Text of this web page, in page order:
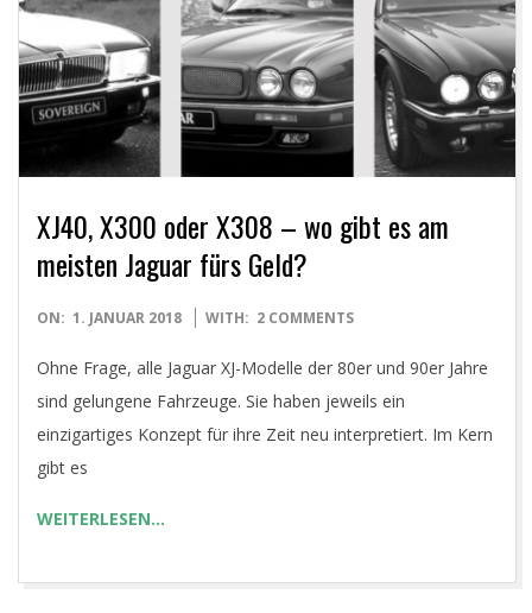
T
XJ40, X300 oder X308 – wo gibt es am
meisten Jaguar fürs Geld?
2018-
01
ON: 1. JANUAR 2018 WITH: 2 COMMENTS
Ohne Frage, alle Jaguar XJ-Modelle der 80er und 90er Jahre
sind gelungene Fahrzeuge. Sie haben jeweils ein
einzigartiges Konzept für ihre Zeit neu interpretiert. Im Kern
gibt es
WEITERLESEN…